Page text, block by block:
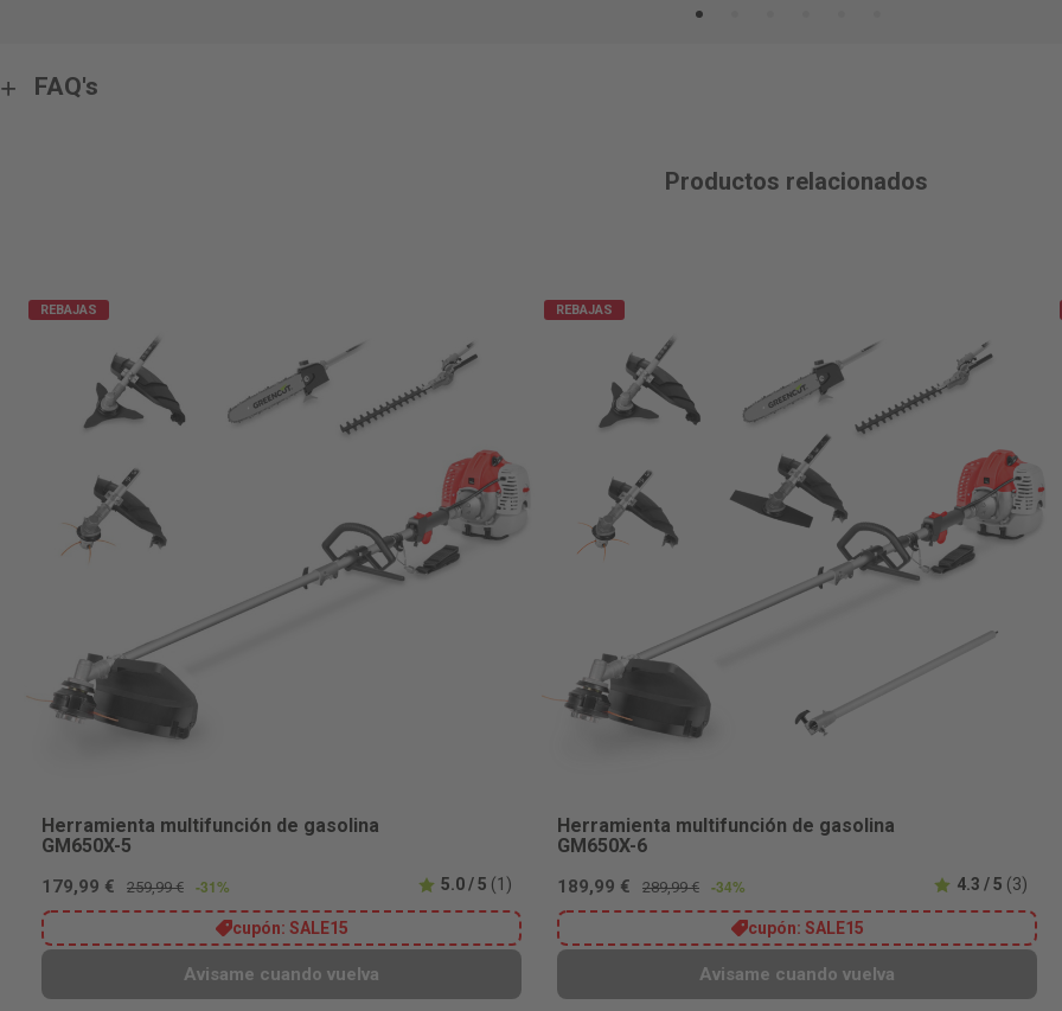
FAQ's
Productos relacionados
REBAJAS
Herramienta multifunción de gasolina
GM650X-5
179,99 € 259,99 € -31% 5.0 / 5 (1)
cupón: SALE15
Avisame cuando vuelva
REBAJAS
Herramienta multifunción de gasolina
GM650X-6
189,99 € 289,99 € -34% 4.3 / 5 (3)
cupón: SALE15
Avisame cuando vuelva